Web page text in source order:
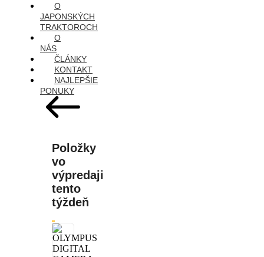
O
JAPONSKÝCH
TRAKTOROCH
O
NÁS
ČLÁNKY
KONTAKT
NAJLEPŠIE
PONUKY
Položky
vo
výpredaji
tento
týždeň